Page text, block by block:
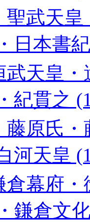
聖武天
日本書
武天皇
紀貫之
藤原氏
河天皇
倉幕府
鎌倉文